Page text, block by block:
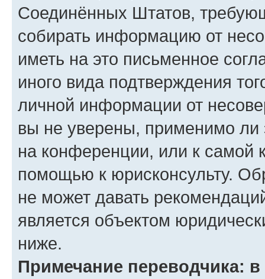
Соединённых Штатов,
собирать информацию от
иметь на это письменное
иного вида подтверждения
личной информации от
вы не уверены, применимо ли
на конференции, или к самой
помощью к юрисконсульту.
не может давать
является объектом
ниже.
Примечание переводчика: